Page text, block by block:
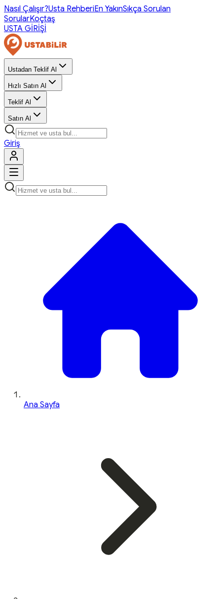
Nasıl Çalışır?Usta RehberiEn YakınSıkça Sorulan
SorularKoçtaş
USTA GİRİŞİ
Ustadan Teklif Al
Hızlı Satın Al
Teklif Al
Satın Al
Giriş
Ana Sayfa